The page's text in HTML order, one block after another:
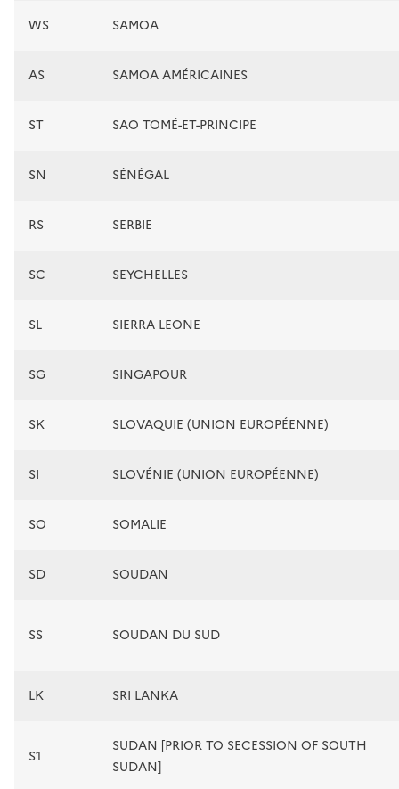
WS SAMOA
AS SAMOA AMÉRICAINES
ST SAO TOMÉ-ET-PRINCIPE
SN SÉNÉGAL
RS SERBIE
SC SEYCHELLES
SL SIERRA LEONE
SG SINGAPOUR
SK SLOVAQUIE (UNION EUROPÉENNE)
SI SLOVÉNIE (UNION EUROPÉENNE)
SO SOMALIE
SD SOUDAN
SS SOUDAN DU SUD
LK SRI LANKA
S1
SUDAN [PRIOR TO SECESSION OF SOUTH
SUDAN]